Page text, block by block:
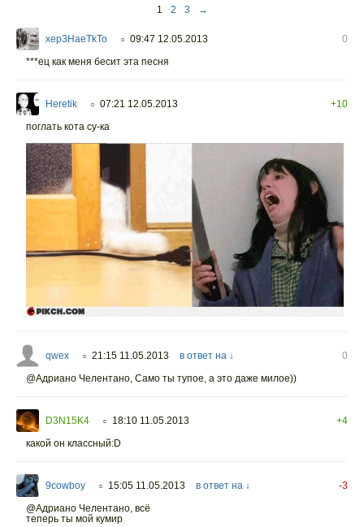
1 2 3 →
xep3HaeTkTo ○ 09:47 12.05.2013
0
***ец как меня бесит эта песня
Heretik ○ 07:21 12.05.2013
+10
поглать кота су-ка
qwex ○ 21:15 11.05.2013 в ответ на ↓
0
@Адриано Челентано, Само ты тупое, а это даже милое))
D3N15K4 ○ 18:10 11.05.2013
+4
какой он классный:D
9cowboy ○ 15:05 11.05.2013 в ответ на ↓
-3
@Адриано Челентано, всё
теперь ты мой кумир